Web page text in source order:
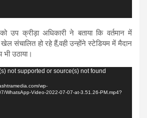
उप क्रीड़ा अधिकारी ने बताया कि वर्तमान में
संचालित हो रहे हैं,वही उन्होंने स्टेडियम में मैदान
उठाया।
not supported or source(s) not found
wp-
WhatsApp-Video-2022-07-07-at-3.51.26-PM.mp4?